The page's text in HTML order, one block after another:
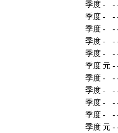
季度 - -
季度 - -
季度 - -
季度 - -
季度 - -
季度 元 -
季度 - -
季度 - -
季度 - -
季度 - -
季度 元 -